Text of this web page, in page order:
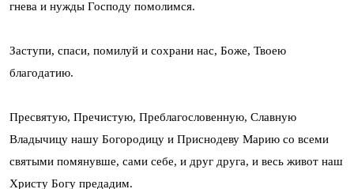
гнева и нужды Господу помолимся.
Заступи, спаси, помилуй и сохрани нас, Боже, Твоею
благодатию.
Пресвятую, Пречистую, Преблагословенную, Славную
Владычицу нашу Богородицу и Приснодеву Марию со всеми
святыми помянувше, сами себе, и друг друга, и весь живот наш
Христу Богу предадим.